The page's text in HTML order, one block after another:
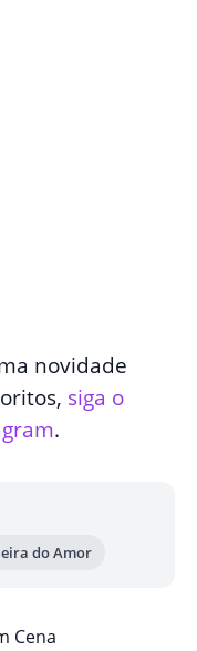
novidade
siga o
.
do Amor
Cena